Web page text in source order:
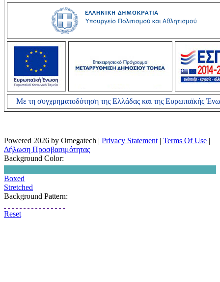
Με τη συγχρηματοδότηση της Ελλάδας και της Ευρωπαϊκής
Powered 2026 by Omegatech | Privacy Statement | Terms Of Use |
Δήλωση Προσβασιμότητας
Background Color:
Boxed
Stretched
Background Pattern:
Reset